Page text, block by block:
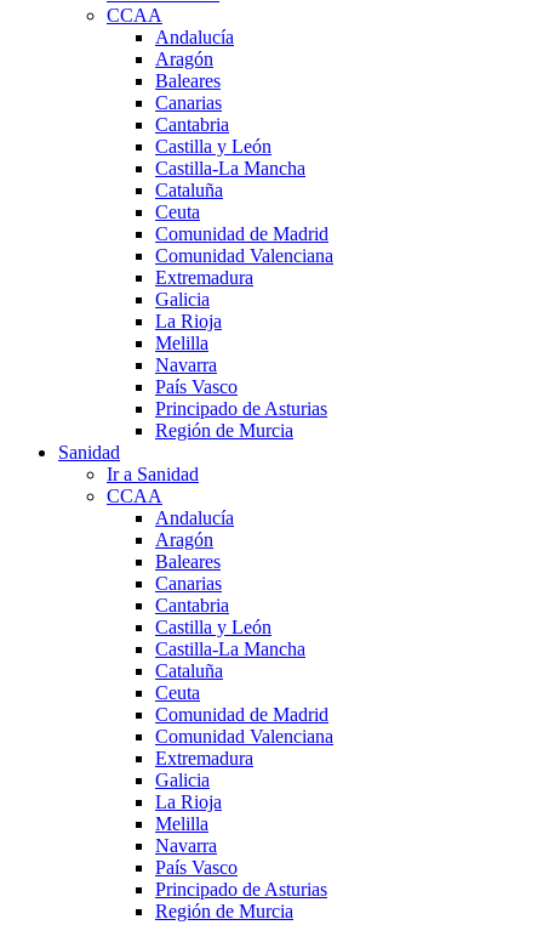
CCAA
Andalucía
Aragón
Baleares
Canarias
Cantabria
Castilla y León
Castilla-La Mancha
Cataluña
Ceuta
Comunidad de Madrid
Comunidad Valenciana
Extremadura
Galicia
La Rioja
Melilla
Navarra
País Vasco
Principado de Asturias
Región de Murcia
Sanidad
Ir a Sanidad
CCAA
Andalucía
Aragón
Baleares
Canarias
Cantabria
Castilla y León
Castilla-La Mancha
Cataluña
Ceuta
Comunidad de Madrid
Comunidad Valenciana
Extremadura
Galicia
La Rioja
Melilla
Navarra
País Vasco
Principado de Asturias
Región de Murcia